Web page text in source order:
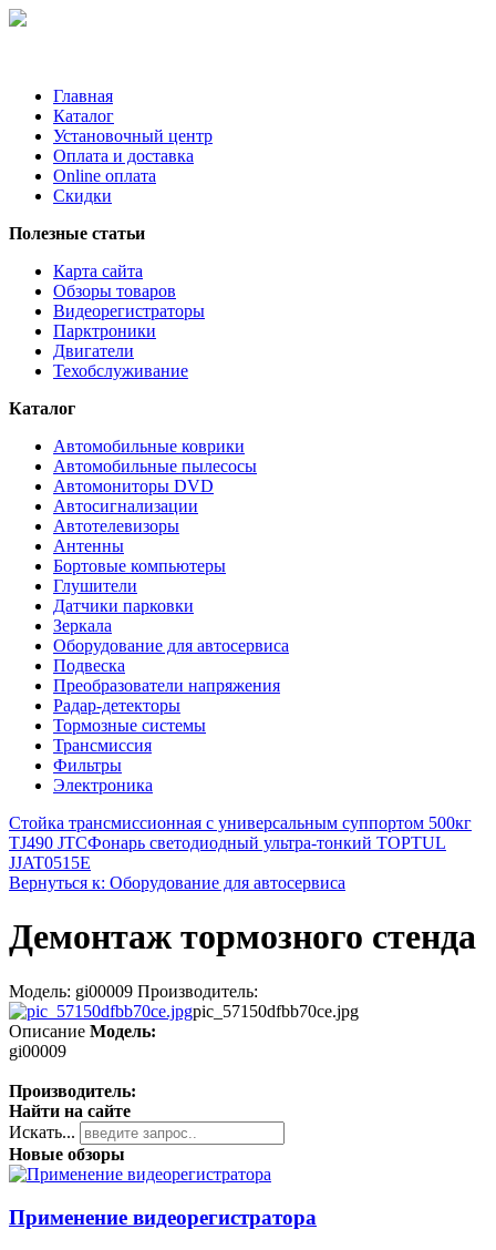
Главная
Каталог
Установочный центр
Оплата и доставка
Online оплата
Скидки
Полезные статьи
Карта сайта
Обзоры товаров
Видеорегистраторы
Парктроники
Двигатели
Техобслуживание
Каталог
Автомобильные коврики
Автомобильные пылесосы
Автомониторы DVD
Автосигнализации
Автотелевизоры
Антенны
Бортовые компьютеры
Глушители
Датчики парковки
Зеркала
Оборудование для автосервиса
Подвеска
Преобразователи напряжения
Радар-детекторы
Тормозные системы
Трансмиссия
Фильтры
Электроника
Стойка трансмиссионная с универсальным суппортом 500кг
TJ490 JTCФонарь светодиодный ультра-тонкий TOPTUL
JJAT0515E
Вернуться к: Оборудование для автосервиса
Демонтаж тормозного стенда
Модель: gi00009 Производитель:
pic_57150dfbb70ce.jpg
Описание Модель:
gi00009
Производитель:
Найти на сайте
Искать...
Новые обзоры
Применение видеорегистратора